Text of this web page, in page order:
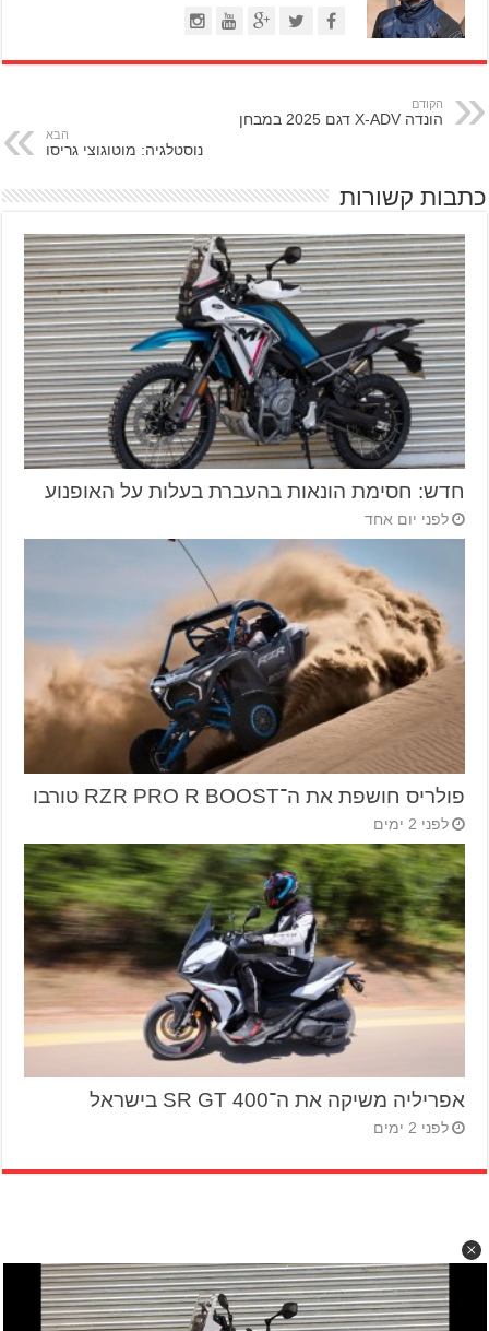
הקודם
הונדה X-ADV דגם 2025 במבחן
הבא
נוסטלגיה: מוטוגוצי גריסו
כתבות קשורות
חדש: חסימת הונאות בהעברת בעלות על האופנוע
לפני יום אחד
פולריס חושפת את ה־RZR PRO R BOOST טורבו
לפני 2 ימים
אפריליה משיקה את ה־SR GT 400 בישראל
לפני 2 ימים